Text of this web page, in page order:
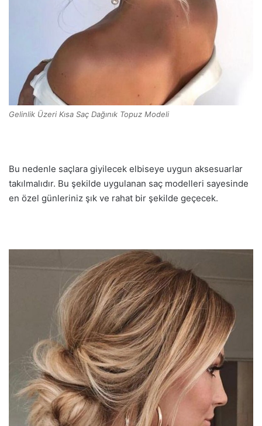
Gelinlik Üzeri Kısa Saç Dağınık Topuz Modeli
Bu nedenle saçlara giyilecek elbiseye uygun aksesuarlar
takılmalıdır. Bu şekilde uygulanan saç modelleri sayesinde
en özel günleriniz şık ve rahat bir şekilde geçecek.